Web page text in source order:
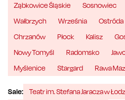
Ząbkowice Śląskie
Sosnowiec
Wałbrzych
Września Ostróda
Chrzanów
Płock Kalisz
Nowy Tomyśl
Radomsko
Myślenice
Stargard Rawa
Sale:
Teatr im. Stefana Jaracza w